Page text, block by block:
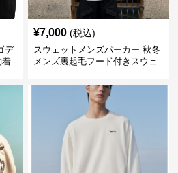
デ
着
¥7,000 (税込)
スウェットメンズパーカー 秋冬
メンズ裏起毛フード付きスウェ